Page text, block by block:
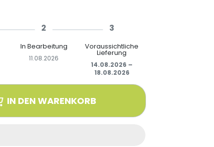
2
In Bearbeitung
11.08.2026
3
Voraussichtliche
Lieferung
14.08.2026 –
18.08.2026
IN DEN WARENKORB